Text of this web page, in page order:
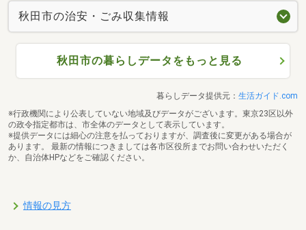
秋田市の治安・ごみ収集情報
秋田市の暮らしデータをもっと見る
暮らしデータ提供元： 生活ガイド.com
※行政機関により公表していない地域及びデータがございます。東京23区以外
の政令指定都市は、市全体のデータとして表示しています。
※提供データには細心の注意を払っておりますが、調査後に変更がある場合が
あります。 最新の情報につきましては各市区役所までお問い合わせいただく
か、自治体HPなどをご確認ください。
情報の見方